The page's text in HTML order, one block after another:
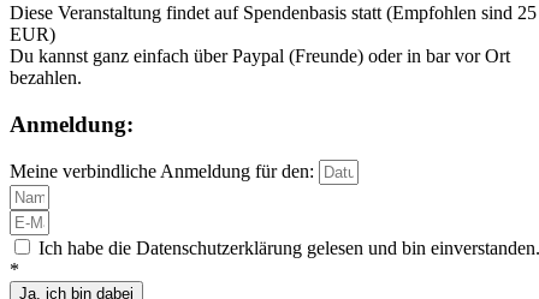
Diese Veranstaltung findet auf Spendenbasis statt (Empfohlen sind 25
EUR)
Du kannst ganz einfach über Paypal (Freunde) oder in bar vor Ort
bezahlen.
Anmeldung:
Meine verbindliche Anmeldung für den:
Ich habe die Datenschutzerklärung gelesen und bin einverstanden.
*
Ja, ich bin dabei